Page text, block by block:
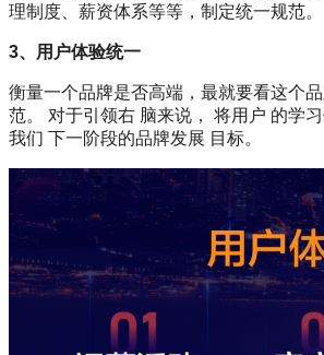
理制度、薪资体系等等，制定统一规范。
3、用户体验统一‍
衡量一个品牌是否高端，最就要看这个
范。 对于引领右 脑来说， 将用户 的学
我们 下一阶段的品牌发展 目标。